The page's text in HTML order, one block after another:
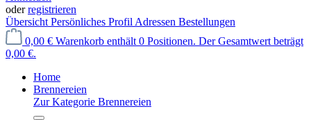
oderregistrieren
Übersicht Persönliches Profil Adressen Bestellungen
0,00 € Warenkorb enthält 0 Positionen. Der Gesamtwert beträgt
0,00 €.
Home
Brennereien
Zur Kategorie Brennereien